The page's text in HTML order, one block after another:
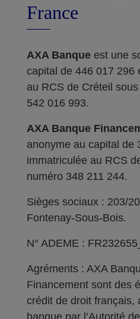
France
AXA Banque est une
capital de 446 017 296
au RCS de Créteil
542 016 993.
AXA Banque
anonyme au capital de
immatriculée au RCS
numéro 348 211 244.
Sièges sociaux : 203/
Fontenay-Sous-Bois.
N° ADEME :
Agréments : AXA
Financement sont des
crédit de droit français,
banque par l’Autorité